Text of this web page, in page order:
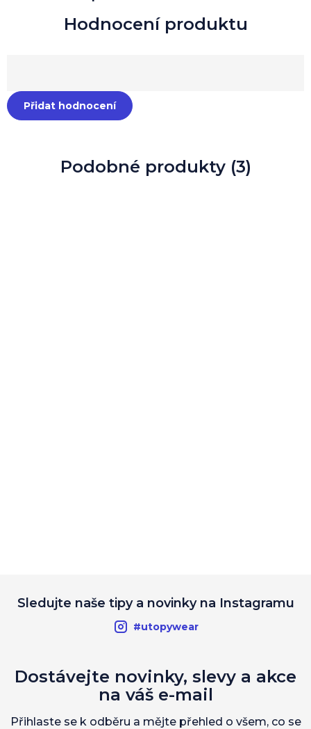
Podobné produkty (3)
Přidat hodnocení
Sledujte naše tipy a novinky na Instagramu
#utopywear
Dostávejte novinky, slevy a akce
na váš e-mail
Přihlaste se k odběru a mějte přehled o všem, co se